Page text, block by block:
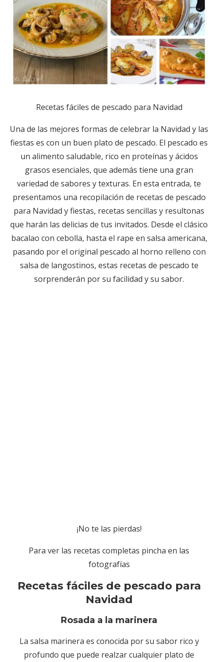
Recetas fáciles de pescado para Navidad
Una de las mejores formas de celebrar la Navidad y las
fiestas es con un buen plato de pescado. El pescado es
un alimento saludable, rico en proteínas y ácidos
grasos esenciales, que además tiene una gran
variedad de sabores y texturas. En esta entrada, te
presentamos una recopilación de recetas de pescado
para Navidad y fiestas, recetas sencillas y resultonas
que harán las delicias de tus invitados. Desde el clásico
bacalao con cebolla, hasta el rape en salsa americana,
pasando por el original pescado al horno relleno con
salsa de langostinos, estas recetas de pescado te
sorprenderán por su facilidad y su sabor.
¡No te las pierdas!
Para ver las recetas completas pincha en las
fotografías
Recetas fáciles de pescado para
Navidad
Rosada a la marinera
La salsa marinera es conocida por su sabor rico y
profundo que puede realzar cualquier plato de